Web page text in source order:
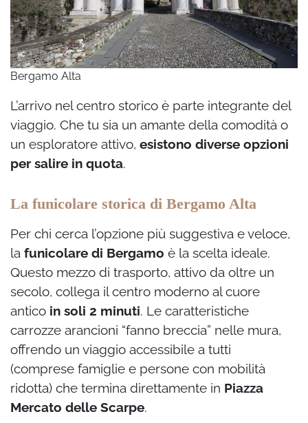
Bergamo Alta
L’arrivo nel centro storico è parte integrante del
viaggio. Che tu sia un amante della comodità o
un esploratore attivo, esistono diverse opzioni
per salire in quota.
La funicolare storica di Bergamo Alta
Per chi cerca l’opzione più suggestiva e veloce,
la funicolare di Bergamo è la scelta ideale.
Questo mezzo di trasporto, attivo da oltre un
secolo, collega il centro moderno al cuore
antico in soli 2 minuti. Le caratteristiche
carrozze arancioni “fanno breccia” nelle mura,
offrendo un viaggio accessibile a tutti
(comprese famiglie e persone con mobilità
ridotta) che termina direttamente in Piazza
Mercato delle Scarpe.